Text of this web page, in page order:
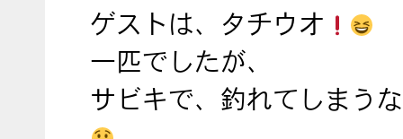
ゲストは、タチウオ
一匹でしたが、
サビキで、釣れてしまう